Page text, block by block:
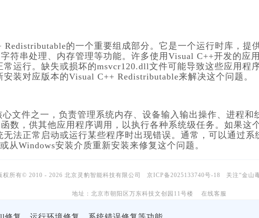
的一个重要组成部分。它是一个运行时库，提
符串处理、内存管理等功能。许多使用Visual C++开发的应
运行。缺失或损坏的msvcr120.dll文件可能导致这些应用程
装对应版本的Visual C++ Redistributable来解决这个问题。
文件之一，负责管理系统内存、设备输入输出操作、进程和
数，供其他应用程序调用，以执行各种系统级任务。如果这
法正常启动或运行某些程序时出现错误。通常，可以通过系
从Windows安装介质重新安装来修复这个问题。
权所有© 2010 - 2026 北京灵豹智能科技有限公司 京ICP备2025133740号-18 关注“金山
地址：北京市朝阳区万东科技文创园11号楼 在线客服